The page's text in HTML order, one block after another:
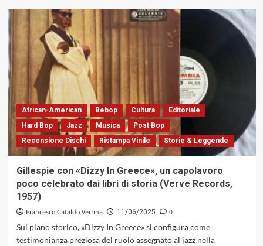
su
«Kirkē.
di
Circe»
E-
LEE:
reinvenzione
del
mito
in
forma
(Filibusta
Records,
African-American Bebop Cultura
Editoriale
Hard Bop
Jazz Musica
Post Bop
Recensione Dischi
Ristampa Vinile Storie & Leggende
Gillespie con «Dizzy In Greece», un capolavoro
poco celebrato dai libri di storia (Verve Records,
1957)
Francesco Cataldo Verrina 11/06/2025
0
Sul piano storico, «Dizzy In Greece» si configura come
testimonianza preziosa del ruolo assegnato al jazz nella